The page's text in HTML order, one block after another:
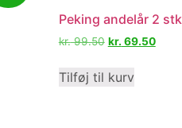
Peking andelår 2
kr.99.50 kr. 69.50
Tilføj til kurv